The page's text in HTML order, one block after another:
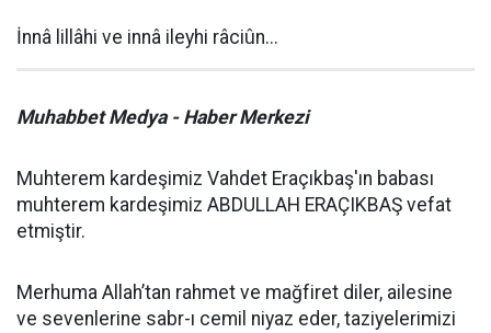
İnnâ lillâhi ve innâ ileyhi râciûn...
Muhabbet Medya - Haber Merkezi
Muhterem kardeşimiz Vahdet Eraçıkbaş'ın babası
muhterem kardeşimiz ABDULLAH ERAÇIKBAŞ vefat
etmiştir.
Merhuma Allah’tan rahmet ve mağfiret diler, ailesine
ve sevenlerine sabr-ı cemil niyaz eder, taziyelerimizi